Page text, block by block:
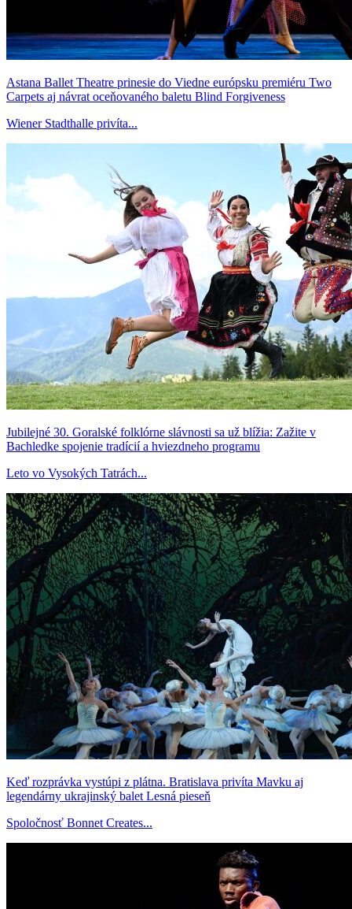
Astana Ballet Theatre prinesie do Viedne európsku premiéru Two
Carpets aj návrat oceňovaného baletu Blind Forgiveness
Wiener Stadthalle privíta...
Jubilejné 30. Goralské folklórne slávnosti sa už blížia: Zažite v
Bachledke spojenie tradícií a hviezdneho programu
Leto vo Vysokých Tatrách...
Keď rozprávka vystúpi z plátna. Bratislava privíta Mavku aj
legendárny ukrajinský balet Lesná pieseň
Spoločnosť Bonnet Creates...